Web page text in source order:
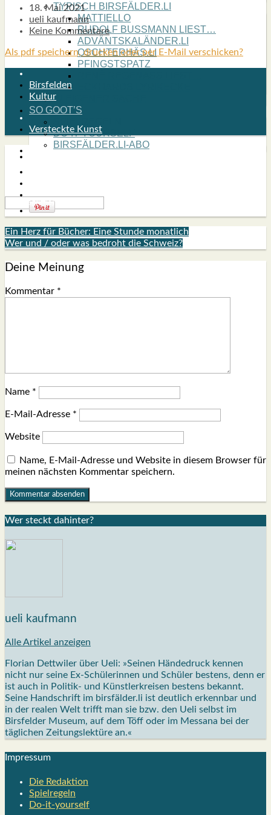
TYPISCH BIRSFÄLDER.LI
MATTIELLO
RUDOLF BUSS­MANN LIEST…
ADVÄNTSKALÄNDER.LI
OSCHTERHÄS.LI
PFINGST­SPATZ
IN EIGE­NER SACHE
SO GOOT’S
DO-IT-YOUR­S­ELF
BIRSFÄLDER.LI-ABO
18. Mai 2021
ueli kaufmann
Keine Kommentare
Als pdf speichern, drucken oder per E-Mail verschicken?
Birsfelden
Kultur
Versteckte Kunst
Ein Herz für Bücher: Eine Stunde monatlich
Wer und / oder was bedroht die Schweiz?
Deine Meinung
Kommentar *
Name *
E-Mail-Adresse *
Website
Name, E-Mail-Adresse und Website in diesem Browser für
meinen nächsten Kommentar speichern.
Wer steckt dahin­ter?
ueli kaufmann
Alle Artikel anzeigen
Florian Dettwiler über Ueli: »Seinen Händedruck kennen
nicht nur seine Ex-Schülerinnen und Schüler bestens, denn er
ist auch in Politik- und Künstlerkreisen bestens bekannt.
Seine Handschrift im birsfälder.li ist deutlich erkennbar und
in der realen Welt trifft man sie bzw. den Ueli selbst im
Birsfelder Museum, auf dem Töff oder im Messana bei der
täglichen Zeitungslektüre an.«
Impres­sum
Die Redak­ti­on
Spiel­re­geln
Do-it-your­s­elf